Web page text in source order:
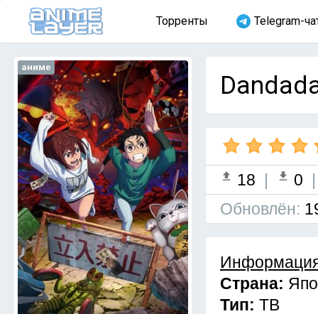
Торренты Telegram-
аниме
18 | 0
Обновлён:
Страна:
Тип: ТВ